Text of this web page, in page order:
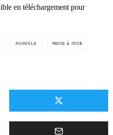
en téléchargement pour
GOOGLE MISE À JOUR